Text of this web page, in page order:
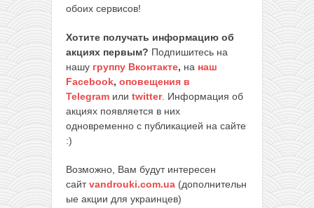
обоих сервисов!
Хотите получать информацию об
акциях первым? Подпишитесь на
нашу группу Вконтакте, на наш
Facebook, оповещения в
Telegram или twitter. Информация об
акциях появляется в них
одновременно с публикацией на сайте
:)
Возможно, Вам будут интересен
сайтvandrouki.com.ua (дополнительн
ые акции для украинцев)